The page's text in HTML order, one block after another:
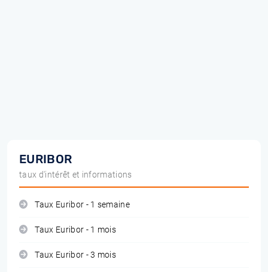
EURIBOR
taux d'intérêt et informations
Taux Euribor - 1 semaine
Taux Euribor - 1 mois
Taux Euribor - 3 mois